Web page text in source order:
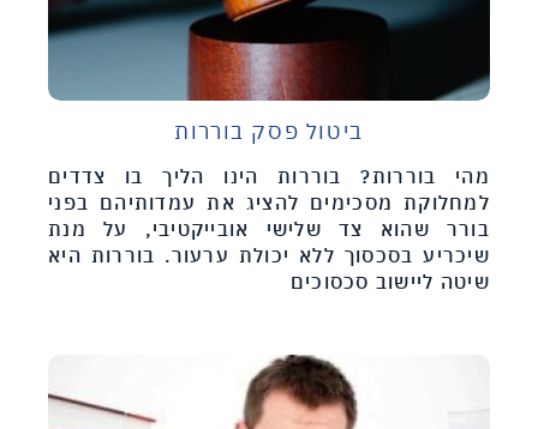
ביטול פסק בוררות
מהי בוררות? בוררות הינו הליך בו צדדים
למחלוקת מסכימים להציג את עמדותיהם בפני
בורר שהוא צד שלישי אובייקטיבי, על מנת
שיכריע בסכסוך ללא יכולת ערעור. בוררות היא
שיטה ליישוב סכסוכים